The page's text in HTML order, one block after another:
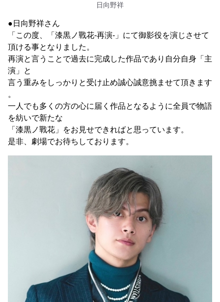
日向野祥
●日向野祥さん
「この度、「漆黒ノ戰花-再演-」にて御影役を演じさせて
頂ける事となりました。
再演と言うことで過去に完成した作品であり自分自身「主
演」と
言う重みをしっかりと受け止め誠心誠意挑ませて頂きます
。
一人でも多くの方の心に届く作品となるように全員で物語
を紡いで新たな
「漆黒ノ戰花」をお見せできればと思っています。
是非、劇場でお待ちしております。